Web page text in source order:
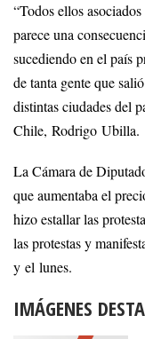
“Todos ellos
parece una
sucediendo en el país
de tanta gente que
distintas ciudades del
Chile, Rodrigo Ubilla.
La Cámara de
que aumentaba el
hizo estallar las
las protestas y
y el lunes.
IMÁGENES